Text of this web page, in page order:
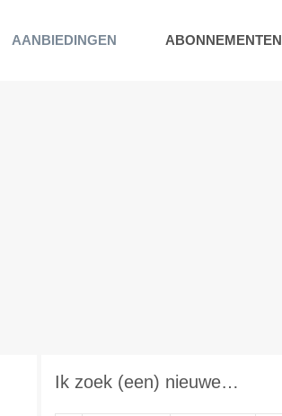
AANBIEDINGEN ABONNEMENTEN
Ik zoek (een) nieuwe…